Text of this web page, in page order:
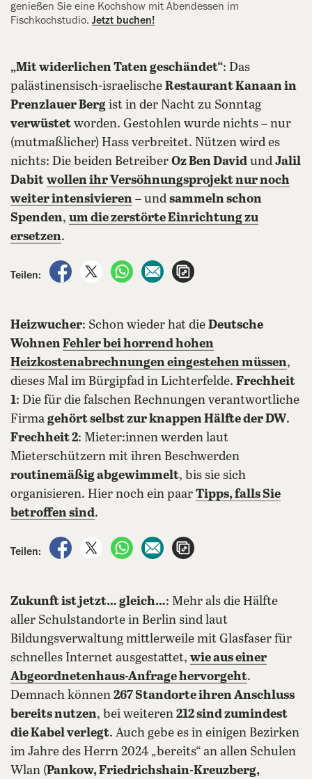
genießen Sie eine Kochshow mit Abendessen im
Fischkochstudio. Jetzt buchen!
„Mit widerlichen Taten geschändet“: Das
palästinensisch-israelische Restaurant Kanaan in
Prenzlauer Berg ist in der Nacht zu Sonntag
verwüstet worden. Gestohlen wurde nichts – nur
(mutmaßlicher) Hass verbreitet. Nützen wird es
nichts: Die beiden Betreiber Oz Ben David und Jalil
Dabit wollen ihr Versöhnungsprojekt nur noch
weiter intensivieren – und sammeln schon
Spenden, um die zerstörte Einrichtung zu
ersetzen.
Teilen:
auf Facebook teilen
auf X teilenper WhatsApp teilen
per E-Mail teilen
Heizwucher: Schon wieder hat die Deutsche
WohnenFehler bei horrend hohen
Heizkostenabrechnungeneingestehen müssen,
dieses Mal im Bürgipfad in Lichterfelde. Frechheit
1: Die für die falschen Rechnungen verantwortliche
Firma gehört selbst zur knappen Hälfte der DW.
Frechheit 2: Mieter:innen werden laut
Mieterschützern mit ihren Beschwerden
routinemäßig abgewimmelt, bis sie sich
organisieren. Hier noch ein paar Tipps, falls Sie
betroffen sind.
Teilen:
auf Facebook teilen
auf X teilenper WhatsApp teilen
per E-Mail teilen
Zukunft ist jetzt… gleich…: Mehr als die Hälfte
aller Schulstandorte in Berlin sind laut
Bildungsverwaltung mittlerweile mit Glasfaser für
schnelles Internet ausgestattet, wie aus einer
Abgeordnetenhaus-Anfrage hervorgeht.
Demnach können 267 Standorte ihren Anschluss
bereits nutzen, bei weiteren 212 sind zumindest
die Kabel verlegt. Auch gebe es in einigen Bezirken
im Jahre des Herrn 2024 „bereits“ an allen Schulen
Wlan (Pankow, Friedrichshain-Kreuzberg,